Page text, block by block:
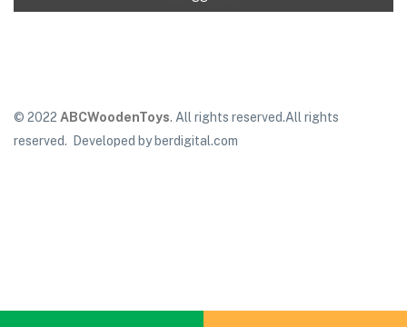
© 2022 ABCWoodenToys. All rights reserved.All rights
reserved. Developed by berdigital.com